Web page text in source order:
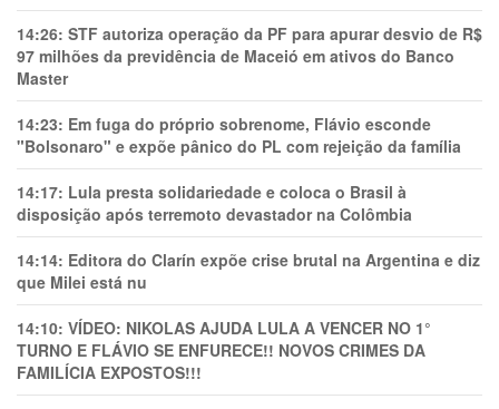
14:26: STF autoriza operação da PF para apurar desvio de R$
97 milhões da previdência de Maceió em ativos do Banco
Master
14:23: Em fuga do próprio sobrenome, Flávio esconde
"Bolsonaro" e expõe pânico do PL com rejeição da família
14:17: Lula presta solidariedade e coloca o Brasil à
disposição após terremoto devastador na Colômbia
14:14: Editora do Clarín expõe crise brutal na Argentina e diz
que Milei está nu
14:10: VÍDEO: NIKOLAS AJUDA LULA A VENCER NO 1°
TURNO E FLÁVIO SE ENFURECE!! NOVOS CRIMES DA
FAMILÍCIA EXPOSTOS!!!